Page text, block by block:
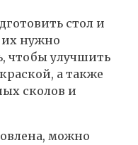
стол и
их нужно
чтобы улучшить
а также
сколов и
можно